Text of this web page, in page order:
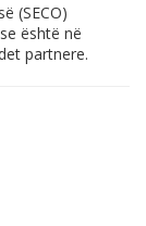
(SECO)
është në
partnere.